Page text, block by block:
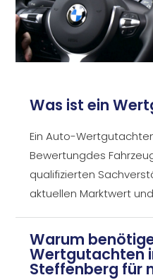
Was ist ein
Ein Auto-
Bewertungdes
qualifizierten
aktuellen Marktwert
Warum
Wertgutachten
Steffenberg für